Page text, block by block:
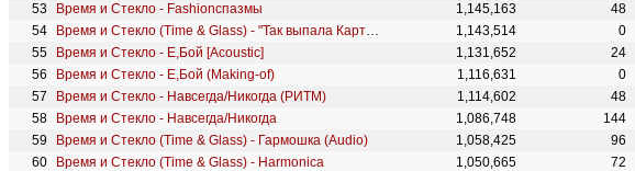
Время и Стекло - Fashionспазмы
1,145,163 48
Время и Стекло (Time & Glass) - "Так выпала Карта" The Making of
1,143,514 0
Время и Стекло - Е,Бой [Acoustic]
1,131,652 24
Время и Стекло - Е,Бой (Making-of)
1,116,631 0
Время и Стекло - Навсегда/Никогда (РИТМ)
1,114,602 48
Время и Стекло - Навсегда/Никогда
1,086,748 144
Время и Стекло (Time & Glass) - Гармошка (Audio)
1,058,425 96
Время и Стекло (Time & Glass) - Harmonica
1,050,665 72